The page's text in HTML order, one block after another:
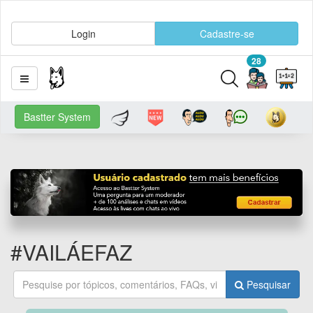
Login Cadastre-se
28
Bastter System
#VAILÁEFAZ
Pesquisar